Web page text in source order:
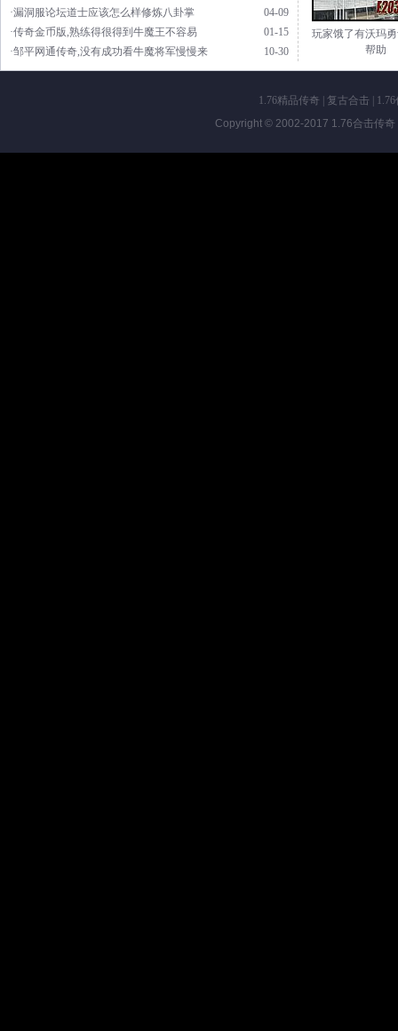
04-09
·漏洞服论坛道士应该怎么样修炼八卦掌
01-15
·传奇金币版,熟练得很得到牛魔王不容易
10-30
·邹平网通传奇,没有成功看牛魔将军慢慢来
玩家饿了有沃玛
帮助
1.76精品传奇 复古合击|
Copyright © 2002-2017 1.76合击传奇